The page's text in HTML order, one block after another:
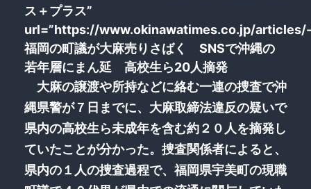
ス＋プラス”
url=”https://www.okinawatimes.co.jp/
福岡の町議が大麻売りさばく SNSで沖縄の
若年層にまん延 高校生ら20人摘発
大麻の譲渡や所持などに絡む一連の捜査で沖
縄県警が７日までに、大麻取締法違反の疑いで
県内の高校生ら未成年を含む約２０人を摘発し
ていたことが分かった。捜査関係者によると、
県内の１人の捜査過程で、福岡県宇美町の現職